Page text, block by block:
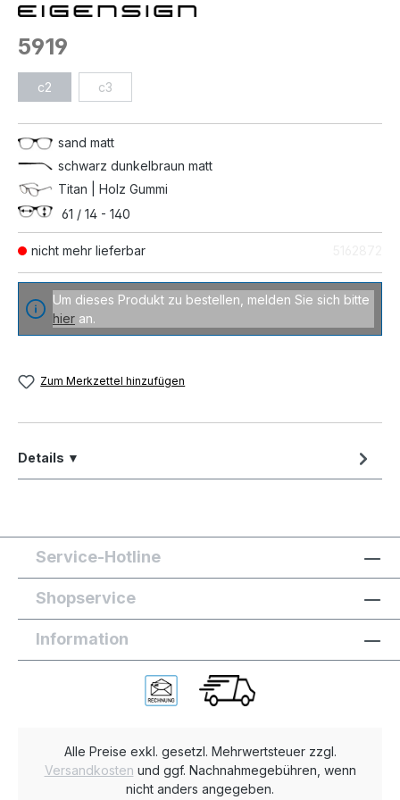
nicht mehr lieferbar
5919
c2 c3
sand matt
schwarz dunkelbraun matt
Titan | Holz Gummi
61 / 14 - 140
Um dieses Produkt zu bestellen, melden Sie sich bitte
hier an.
Zum Merkzettel hinzufügen
Details ▼
Service-Hotline
Shopservice
Information
Alle Preise exkl. gesetzl. Mehrwertsteuer zzgl.
Versandkosten und ggf. Nachnahmegebühren, wenn
nicht anders angegeben.